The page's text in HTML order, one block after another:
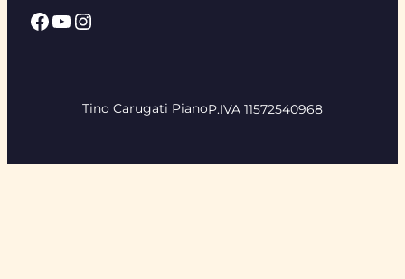
Facebook YouTube Instagram
Tino Carugati PianoP.IVA 11572540968